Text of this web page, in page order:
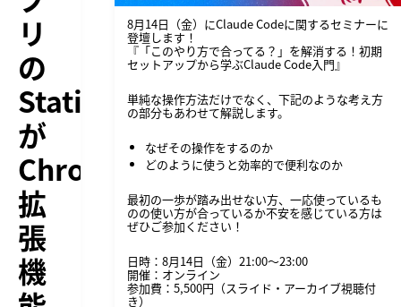
リ
の
Station
が
Chrome
拡
張
機
8月14日（金）にClaude Codeに関するセミナーに
登壇します！
『「このやり方で合ってる？」を解消する！初期
セットアップから学ぶClaude Code入門』
単純な操作方法だけでなく、下記のような考え方
の部分もあわせて解説します。
なぜその操作をするのか
どのように使うと効率的で便利なのか
最初の一歩が踏み出せない方、一応使っているも
のの使い方が合っているか不安を感じている方は
ぜひご参加ください！
日時：8月14日（金）21:00〜23:00
開催：オンライン
参加費：5,500円（スライド・アーカイブ視聴付
き）